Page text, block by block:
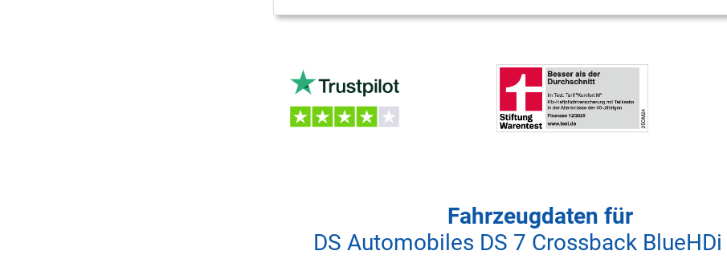
Fahrzeugdaten für
DS Automobiles DS 7 Crossback